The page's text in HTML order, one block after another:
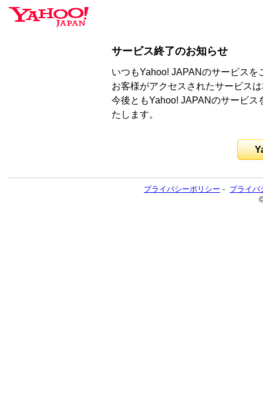
サービス終了のお知らせ
いつもYahoo! JAPANのサービス
お客様がアクセスされたサービス
今後ともYahoo! JAPANのサービ
たします。
プライバシーポリシー - プライバ